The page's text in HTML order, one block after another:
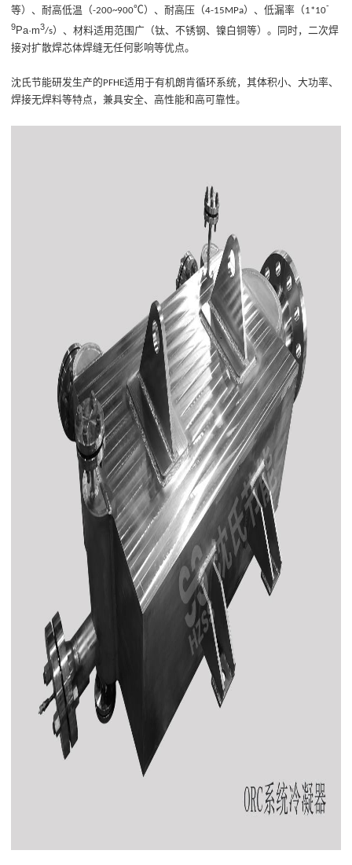
等）、耐高低温（-200~900℃）、耐高压（4-15MPa）、低漏率（1*10-
9Pa·m3/s）、材料适用范围广（钛、不锈钢、镍白铜等）。同时，二次焊
接对扩散焊芯体焊缝无任何影响等优点。
沈氏节能研发生产的PFHE适用于有机朗肯循环系统，其体积小、大功率、
焊接无焊料等特点，兼具安全、高性能和高可靠性。